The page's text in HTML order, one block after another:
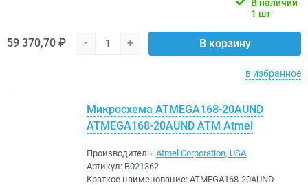
В наличии
1 шт
59 370,70 ₽ - + В корзину
в избранное
Микросхема ATMEGA168-20AUND
ATMEGA168-20AUND ATM Atmel
Производитель: Atmel Corporation, USA
Артикул: B021362
Краткое наименование: ATMEGA168-20AUND